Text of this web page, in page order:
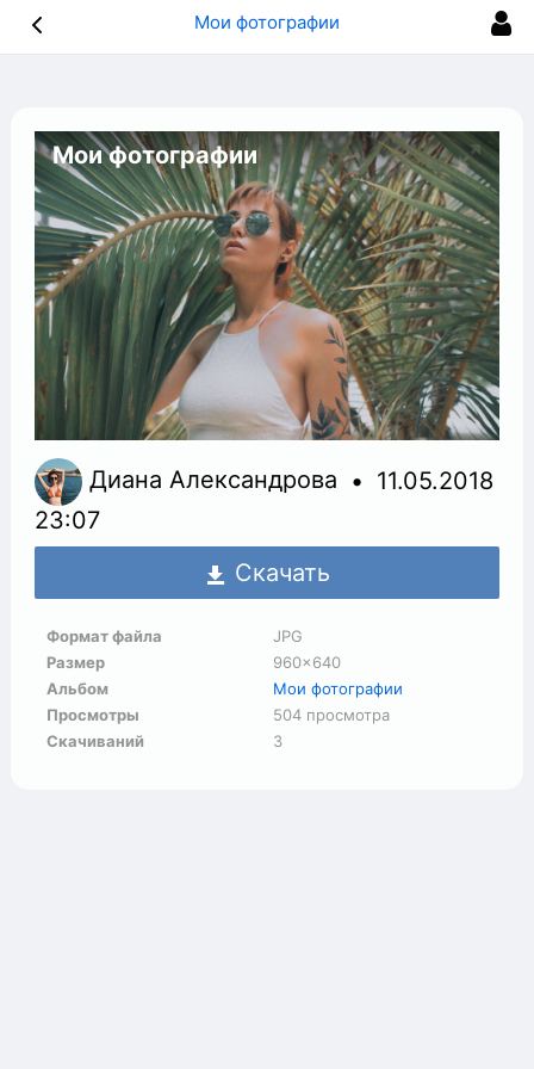
Мои фотографии
Мои фотографии
Диана Александрова
11.05.2018
23:07
Скачать
Формат файла
JPG
Размер
960×640
Альбом
Мои фотографии
Просмотры
504 просмотра
Скачиваний
3